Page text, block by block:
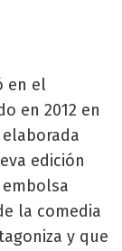
en el
en 2012 en
edición
la comedia
y que